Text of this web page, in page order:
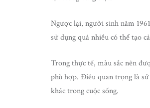
Ngược lại, người sinh năm
sử dụng quá nhiều có thể tạo
Trong thực tế, màu sắc nên
phù hợp. Điều quan trọng là
khác trong cuộc sống.